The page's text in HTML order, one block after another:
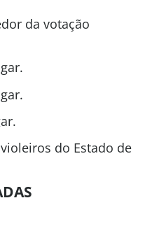
da votação
violeiros do Estado de